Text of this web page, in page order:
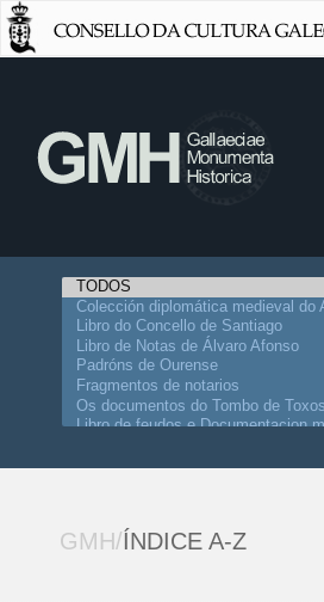
GMH/ÍNDICE A-Z